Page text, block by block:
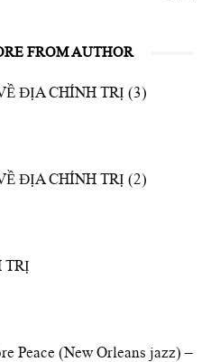
FROM AUTHOR
ĐỊA CHÍNH TRỊ (3)
ĐỊA CHÍNH TRỊ (2)
TRỊ
Peace (New Orleans jazz) –